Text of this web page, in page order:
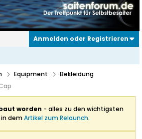
Anmelden oder Registrieren
Equipment
Bekleidung
worden - alles zu den wichtigsten
demArtikel zum Relaunch.